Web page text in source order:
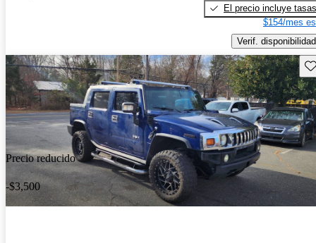
El precio incluye tasas
$154/mes
Verif. disponibilidad
Precio reducido
-$3,500